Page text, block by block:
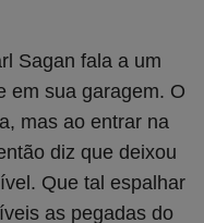
Sagan fala a um
em sua garagem. O
mas ao entrar na
diz que deixou
Que tal espalhar
as pegadas do